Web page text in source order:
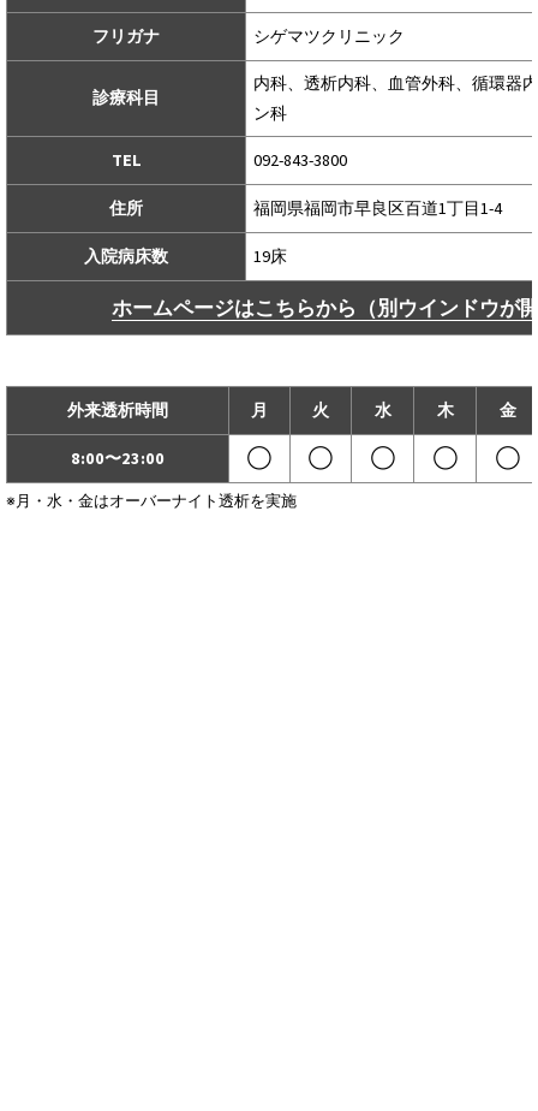
フリガナ シゲマツクリニック
診療科目
内科、透析内科、血管外科、循環器
ン科
TEL 092-843-3800
住所 福岡県福岡市早良区百道1丁目1-4
入院病床数 19床
ホームページはこちらから（別ウインドウが
外来透析時間 月 火 水 木 金
8:00〜23:00 ◯ ◯ ◯ ◯ ◯
※月・水・金はオーバーナイト透析を実施